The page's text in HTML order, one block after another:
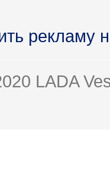
рекламу
LADA